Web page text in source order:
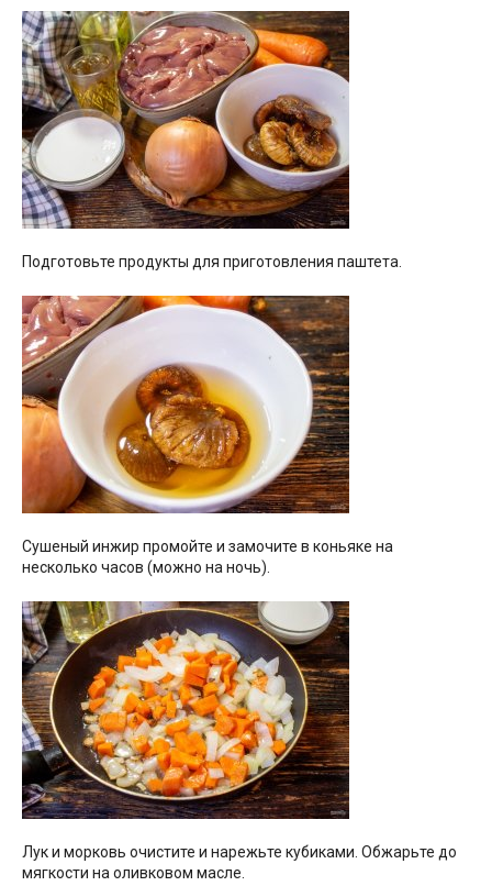
Подготовьте продукты для приготовления паштета.
Сушеный инжир промойте и замочите в коньяке на
несколько часов (можно на ночь).
Лук и морковь очистите и нарежьте кубиками. Обжарьте до
мягкости на оливковом масле.